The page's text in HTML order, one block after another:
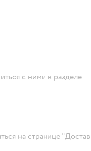
с ними в разделе
на странице